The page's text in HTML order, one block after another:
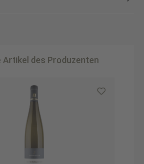
Artikel des Produzenten